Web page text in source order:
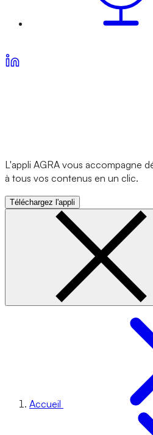
L'appli AGRA vous accompagne
à tous vos contenus en un clic.
Téléchargez l'appli
Accueil